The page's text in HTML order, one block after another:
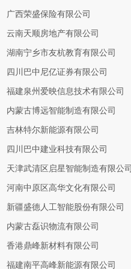
广西荣盛保险有限公司
云南天顺房地产有限公司
湖南宁乡市友杭教育有限公司
四川巴中尼亿证券有限公司
福建泉州爱映信息技术有限公司
内蒙古博远智能制造有限公司
吉林特尔新能源有限公司
四川巴中建业科技有限公司
天津武清区启星智能制造有限公司
河南中原区高华文化有限公司
新疆盛德人工智能股份有限公司
内蒙古磊识物流有限公司
香港鼎峰新材料有限公司
福建南平高峰新能源有限公司